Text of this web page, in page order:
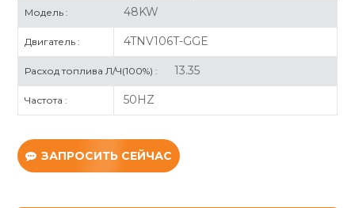
Модель : 48KW
Двигатель : 4TNV106T-GGE
Расход топлива Л/Ч(100%) : 13.35
Частота : 50HZ
ЗАПРОСИТЬ СЕЙЧАС